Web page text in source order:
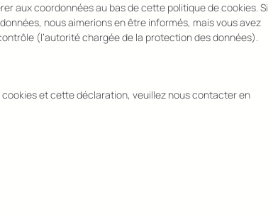
aux coordonnées au bas de cette politique de cookies. Si
nous aimerions en être informés, mais vous avez
(l’autorité chargée de la protection des données).
et cette déclaration, veuillez nous contacter en